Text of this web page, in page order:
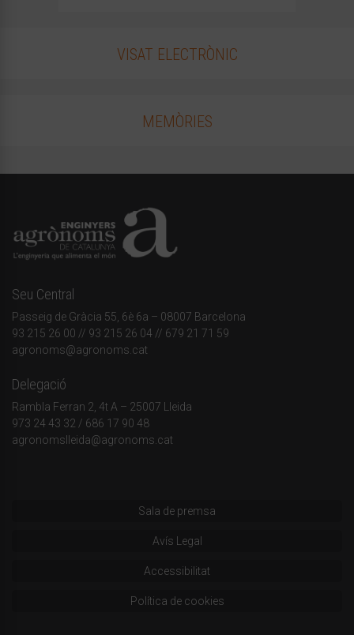
VISAT ELECTRÒNIC
MEMÒRIES
Seu Central
Passeig de Gràcia 55, 6è 6a – 08007 Barcelona
93 215 26 00 // 93 215 26 04 // 679 21 71 59
agronoms@agronoms.cat
Delegació
Rambla Ferran 2, 4t A – 25007 Lleida
973 24 43 32 / 686 17 90 48
agronomslleida@agronoms.cat
Sala de premsa
Avís Legal
Accessibilitat
Política de cookies